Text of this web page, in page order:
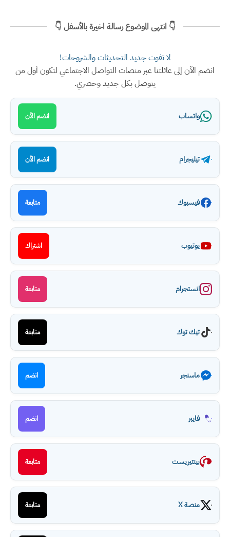
👇 انتهى الموضوع رسالة اخيرة بالأسفل 👇
لا تفوت جديد التحديثات والشروحات!
انضم الآن إلى عائلتنا عبر منصات التواصل الاجتماعي لتكون أول من
يتوصل بكل جديد وحصري.
واتساب انضم الآن
تيليجرام انضم الآن
فيسبوك متابعة
يوتيوب اشتراك
انستجرام متابعة
تيك توك متابعة
ماسنجر انضم
فايبر انضم
بينتيريست متابعة
منصة X متابعة